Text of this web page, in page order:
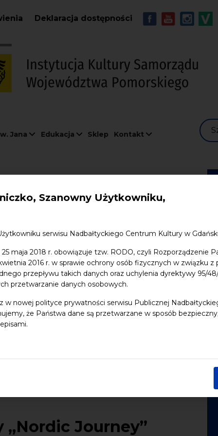
Szanowny Użytkowniku,
serwisu Nadbałtyckiego Centrum Kultury w
maja 2018 r. obowiązuje tzw. RODO, czyli Rozporządzenie
2016 r. w sprawie ochrony osób fizycznych w związku
przepływu takich danych oraz uchylenia dyrektywy 95/
przetwarzanie danych osobowych.
w nowej polityce prywatności serwisu Publicznej
że Państwa dane są przetwarzane w sposób
Deklaracja dostępności MENU -
Jana Edukacja Sklep Kontakt
Journey”